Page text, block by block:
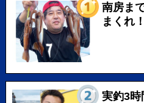
南房ま
まくれ
実釣3